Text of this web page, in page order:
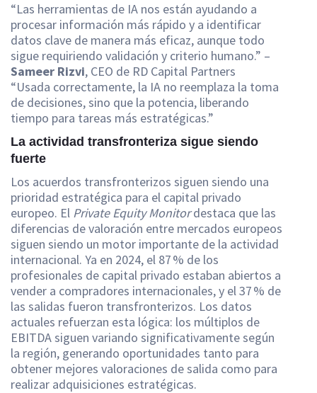
“Las herramientas de IA nos están ayudando a
procesar información más rápido y a identificar
datos clave de manera más eficaz, aunque todo
sigue requiriendo validación y criterio humano.” –
Sameer Rizvi, CEO de RD Capital Partners
“Usada correctamente, la IA no reemplaza la toma
de decisiones, sino que la potencia, liberando
tiempo para tareas más estratégicas.”
La actividad transfronteriza sigue siendo
fuerte
Los acuerdos transfronterizos siguen siendo una
prioridad estratégica para el capital privado
europeo. El Private Equity Monitordestaca que las
diferencias de valoración entre mercados europeos
siguen siendo un motor importante de la actividad
internacional. Ya en 2024, el 87 % de los
profesionales de capital privado estaban abiertos a
vender a compradores internacionales, y el 37 % de
las salidas fueron transfronterizos. Los datos
actuales refuerzan esta lógica: los múltiplos de
EBITDA siguen variando significativamente según
la región, generando oportunidades tanto para
obtener mejores valoraciones de salida como para
realizar adquisiciones estratégicas.